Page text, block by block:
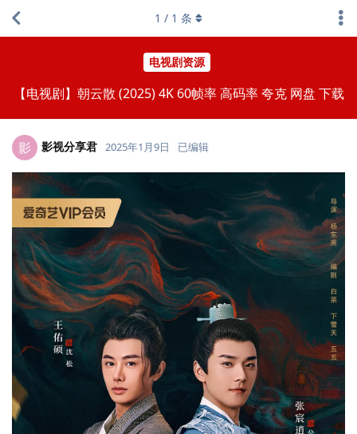
电视剧资源
【电视剧】朝云散 (2025) 4K 60帧率 高码率 夸克 网盘 下载
1 / 1 条
影 影视分享君 2025年1月9日 已编辑